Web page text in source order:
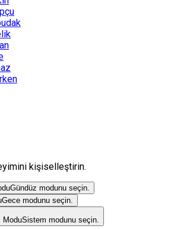
kişiselleştirin.
Gündüz modunu seçin.
Gece modunu seçin.
ModuSistem modunu seçin.